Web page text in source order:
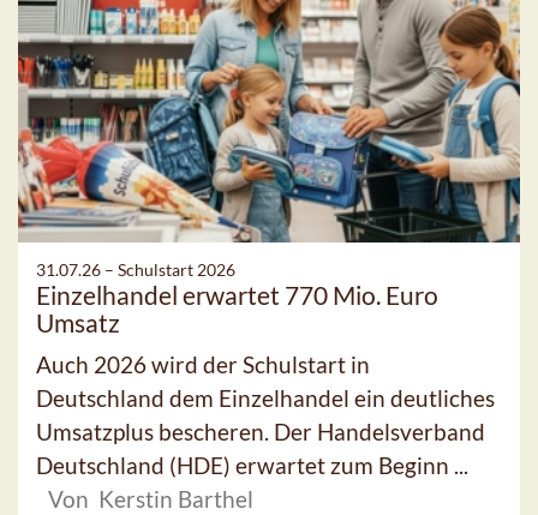
31.07.26 – Schulstart 2026
Einzelhandel erwartet 770 Mio. Euro
Umsatz
Auch 2026 wird der Schulstart in
Deutschland dem Einzelhandel ein deutliches
Umsatzplus bescheren. Der Handelsverband
Deutschland (HDE) erwartet zum Beginn ...
Von Kerstin Barthel